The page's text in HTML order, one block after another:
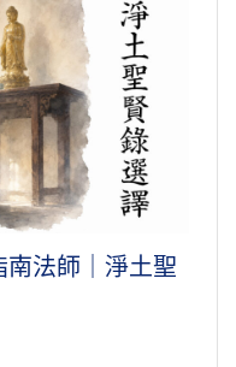
法師｜淨土聖